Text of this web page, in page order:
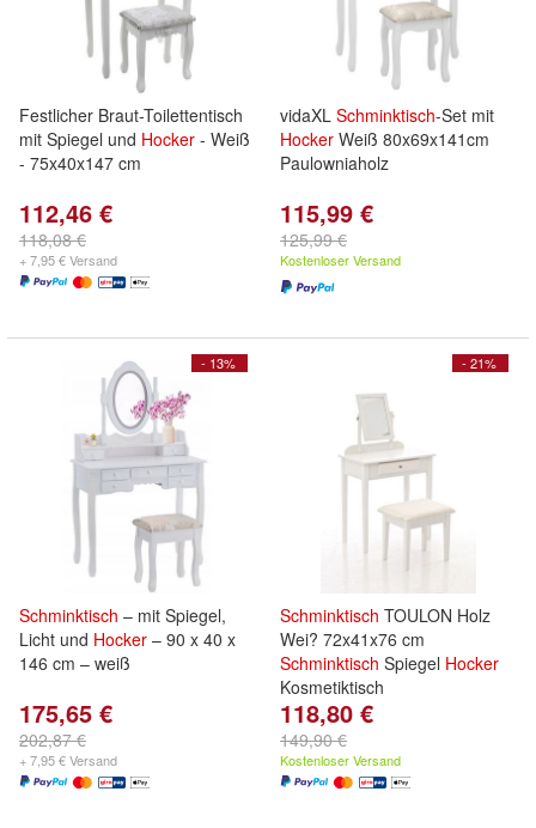
Festlicher Braut-Toilettentisch
mit Spiegel und Hocker - Weiß
- 75x40x147 cm
112,46 €
118,08 €
+ 7,95 € Versand
vidaXL Schminktisch-Set mit
Hocker Weiß 80x69x141cm
Paulowniaholz
115,99 €
125,99 €
Kostenloser Versand
- 13%
Schminktisch – mit Spiegel,
Licht und Hocker – 90 x 40 x
146 cm – weiß
175,65 €
202,87 €
+ 7,95 € Versand
- 21%
Schminktisch TOULON Holz
Wei? 72x41x76 cm
Schminktisch Spiegel Hocker
Kosmetiktisch
118,80 €
149,90 €
Kostenloser Versand